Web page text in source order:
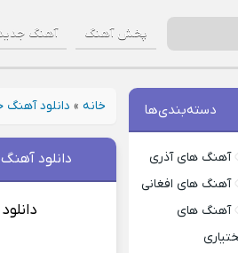
پخش آهنگ آهنگ
خانه » دانلود آهنگ
دانلود
دسته‌بندی‌ها
آهنگ های آذری
آهنگ های افغانی
آهنگ های